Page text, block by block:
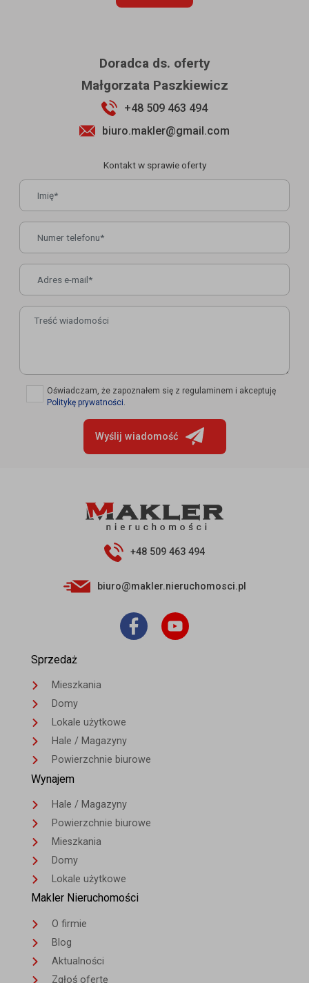
Doradca ds. oferty
Małgorzata Paszkiewicz
+48 509 463 494
biuro.makler@gmail.com
Kontakt w sprawie oferty
Oświadczam, że zapoznałem się z regulaminem i akceptuję
Politykę prywatności
Wyślij wiadomość
+48 509 463 494
biuro@makler.nieruchomosci.pl
Sprzedaż
Mieszkania
Domy
Lokale użytkowe
Hale / Magazyny
Powierzchnie biurowe
Wynajem
Hale / Magazyny
Powierzchnie biurowe
Mieszkania
Domy
Lokale użytkowe
Makler Nieruchomości
O firmie
Blog
Aktualności
Zgłoś ofertę